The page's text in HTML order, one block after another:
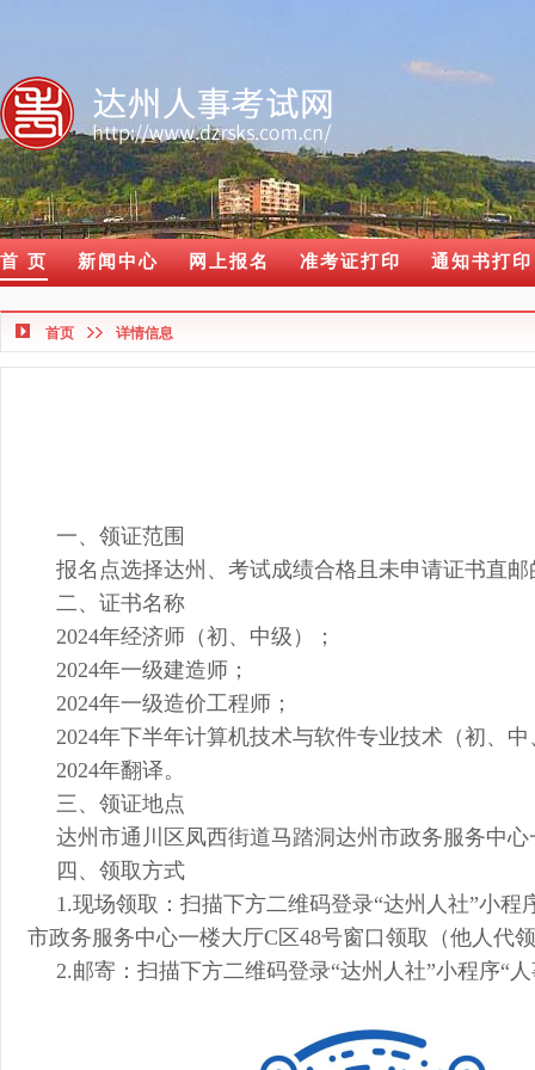
首 页 新闻中心 网上报名 准考证打印 通知书打印
首页 详情信息
一、领证范围
报名点选择达州、考试成绩合格且未申请证书直邮
二、证书名称
2024年经济师（初、中级）；
2024年一级建造师；
2024年一级造价工程师；
2024年下半年计算机技术与软件专业技术（初、
2024年翻译。
三、领证地点
达州市通川区凤西街道马踏洞达州市政务服务中
四、领取方式
1.现场领取：扫描下方二维码登录“达州人社”小
市政务服务中心一楼大厅C区48号窗口领取（他人代
2.邮寄：扫描下方二维码登录“达州人社”小程序“